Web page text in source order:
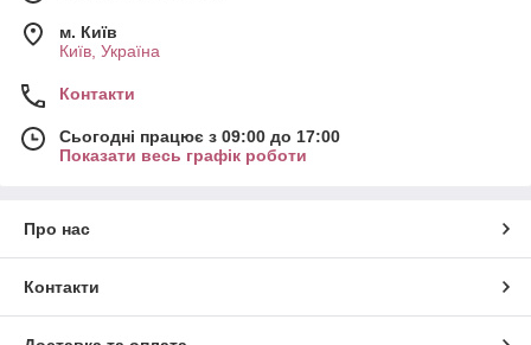
м. Київ
Київ, Україна
Контакти
Сьогодні працює з 09:00 до 17:00
Показати весь графік роботи
Про нас
Контакти